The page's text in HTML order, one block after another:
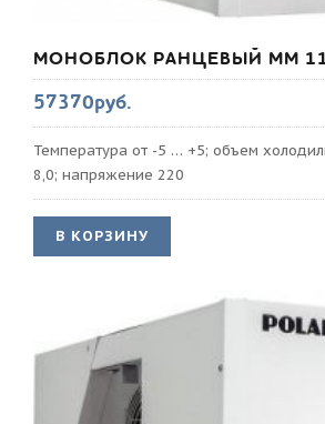
МОНОБЛОК РАНЦЕВЫЙ MM
57370руб.
Температура от -5 … +5; объем
8,0; напряжение 220
В КОРЗИНУ